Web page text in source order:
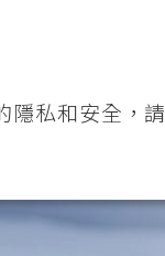
隱私和安全，請